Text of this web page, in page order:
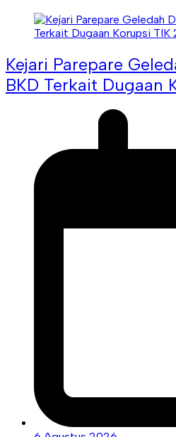
Kejari Parepare
BKD Terkait Dugaan